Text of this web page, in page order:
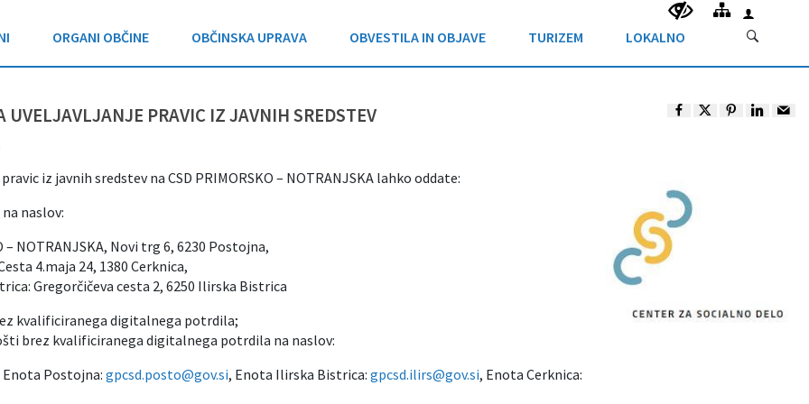
ORGANI OBČINE OBČINSKA UPRAVA OBVESTILA IN OBJAVE TURIZEM LOKALNO
UVELJAVLJANJE PRAVIC IZ JAVNIH SREDSTEV
iz javnih sredstev na CSD PRIMORSKO – NOTRANJSKA lahko oddate:
naslov:
– NOTRANJSKA, Novi trg 6, 6230 Postojna,
4.maja 24, 1380 Cerknica,
Gregorčičeva cesta 2, 6250 Ilirska Bistrica
kvalificiranega digitalnega potrdila;
brez kvalificiranega digitalnega potrdila na naslov:
Enota Postojna: gpcsd.posto@gov.si, Enota Ilirska Bistrica: gpcsd.ilirs@gov.si, Enota Cerknica: